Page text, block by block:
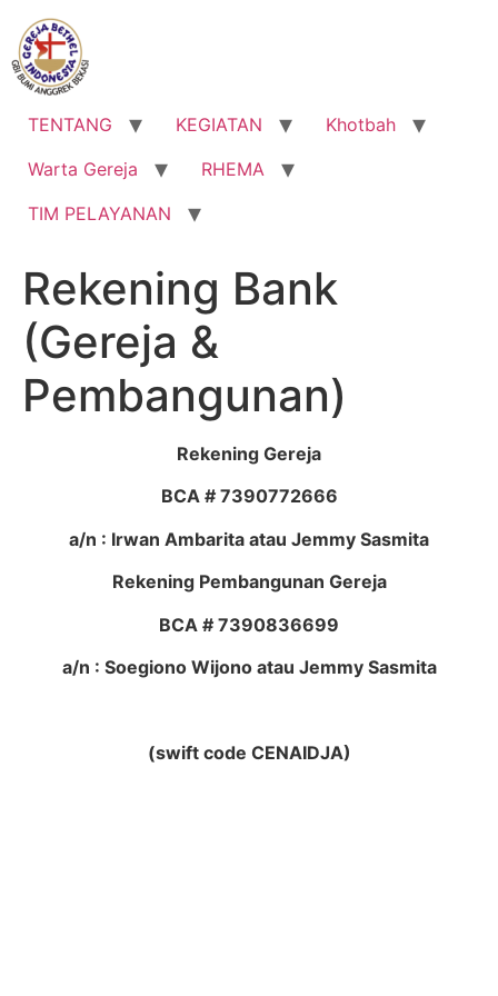
Lewati
konten
TENTANG KEGIATAN
Khotbah
Warta Gereja
RHEMA
TIM PELAYANAN
Rekening Bank
(Gereja &
Pembangunan)
Rekening Gereja
BCA # 7390772666
a/n : Irwan Ambarita atau Jemmy Sasmita
Rekening Pembangunan Gereja
BCA # 7390836699
a/n : Soegiono Wijono atau Jemmy Sasmita
(swift code CENAIDJA)